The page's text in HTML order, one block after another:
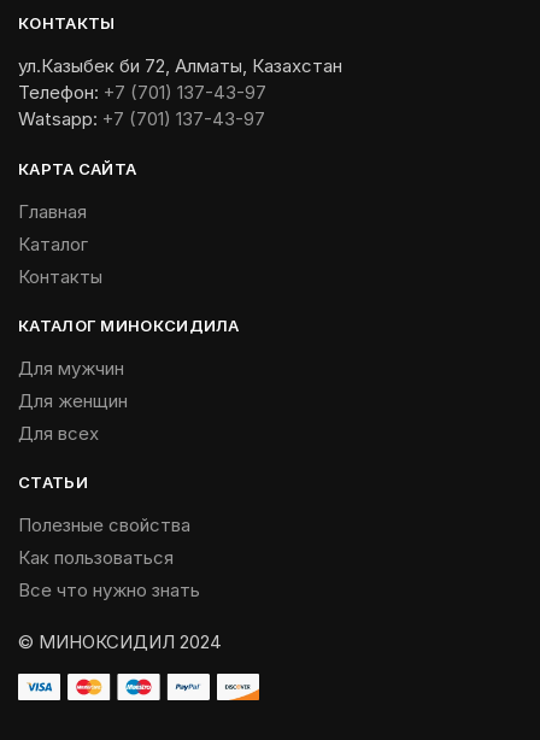
КОНТАКТЫ
ул.Казыбек би 72, Алматы, Казахстан
Телефон: +7 (701) 137-43-97
Watsapp: +7 (701) 137-43-97
КАРТА САЙТА
Главная
Каталог
Контакты
КАТАЛОГ МИНОКСИДИЛА
Для мужчин
Для женщин
Для всех
СТАТЬИ
Полезные свойства
Как пользоваться
Все что нужно знать
© МИНОКСИДИЛ 2024